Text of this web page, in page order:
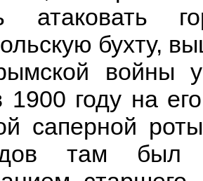
атаковать
бухту,
войны
1900 году на
саперной
там был